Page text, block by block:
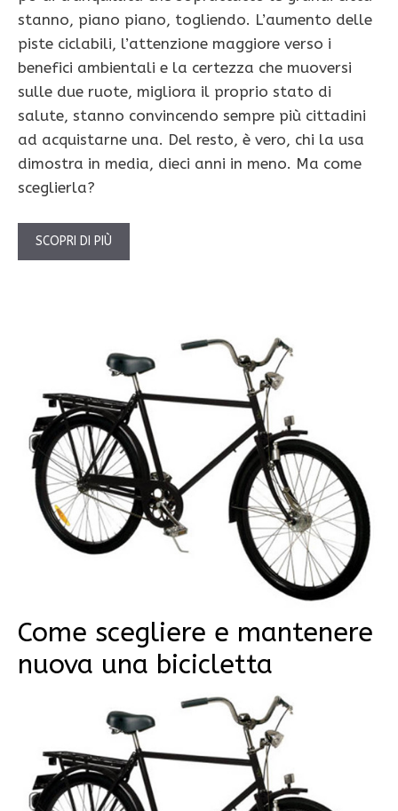
stanno, piano piano, togliendo. L’aumento delle
piste ciclabili, l’attenzione maggiore verso i
benefici ambientali e la certezza che muoversi
sulle due ruote, migliora il proprio stato di
salute, stanno convincendo sempre più cittadini
ad acquistarne una. Del resto, è vero, chi la usa
dimostra in media, dieci anni in meno. Ma come
sceglierla?
SCOPRI DI PIÙ
Come scegliere e mantenere
nuova una bicicletta